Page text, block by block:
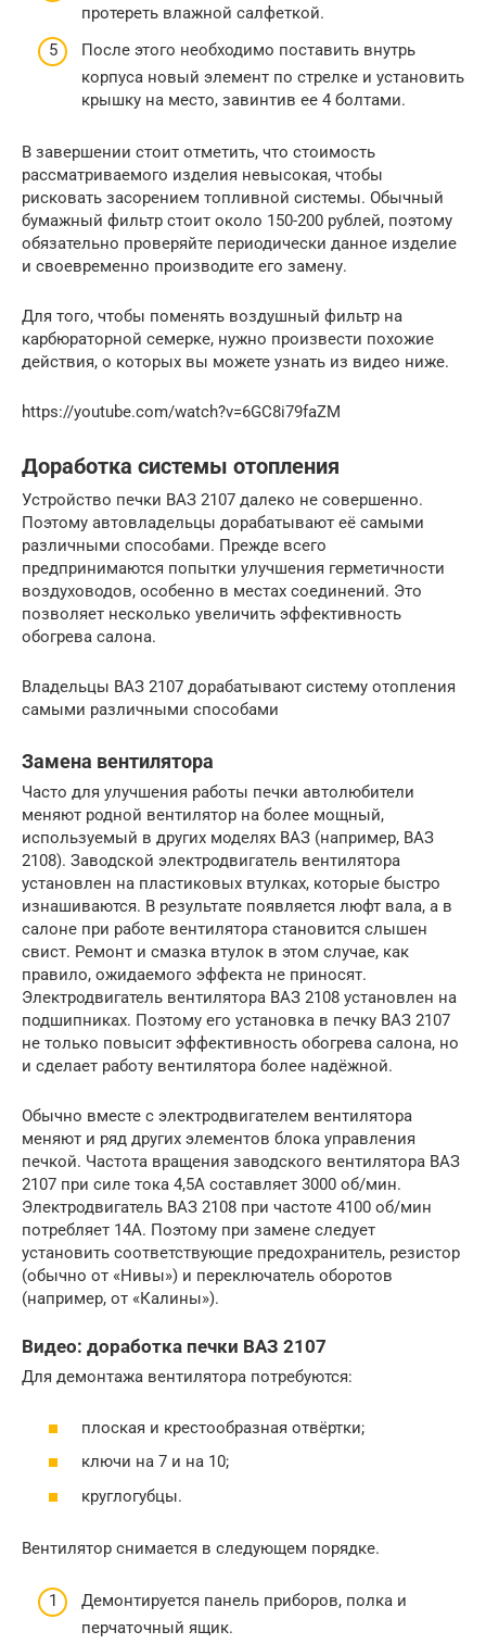
протереть влажной салфеткой.
После этого необходимо поставить внутрь
корпуса новый элемент по стрелке и установить
крышку на место, завинтив ее 4 болтами.
В завершении стоит отметить, что стоимость
рассматриваемого изделия невысокая, чтобы
рисковать засорением топливной системы. Обычный
бумажный фильтр стоит около 150-200 рублей, поэтому
обязательно проверяйте периодически данное изделие
и своевременно производите его замену.
Для того, чтобы поменять воздушный фильтр на
карбюраторной семерке, нужно произвести похожие
действия, о которых вы можете узнать из видео ниже.
https://youtube.com/watch?v=6GC8i79faZM
Доработка системы отопления
Устройство печки ВАЗ 2107 далеко не совершенно.
Поэтому автовладельцы дорабатывают её самыми
различными способами. Прежде всего
предпринимаются попытки улучшения герметичности
воздуховодов, особенно в местах соединений. Это
позволяет несколько увеличить эффективность
обогрева салона.
Владельцы ВАЗ 2107 дорабатывают систему отопления
самыми различными способами
Замена вентилятора
Часто для улучшения работы печки автолюбители
меняют родной вентилятор на более мощный,
используемый в других моделях ВАЗ (например, ВАЗ
2108). Заводской электродвигатель вентилятора
установлен на пластиковых втулках, которые быстро
изнашиваются. В результате появляется люфт вала, а в
салоне при работе вентилятора становится слышен
свист. Ремонт и смазка втулок в этом случае, как
правило, ожидаемого эффекта не приносят.
Электродвигатель вентилятора ВАЗ 2108 установлен на
подшипниках. Поэтому его установка в печку ВАЗ 2107
не только повысит эффективность обогрева салона, но
и сделает работу вентилятора более надёжной.
Обычно вместе с электродвигателем вентилятора
меняют и ряд других элементов блока управления
печкой. Частота вращения заводского вентилятора ВАЗ
2107 при силе тока 4,5А составляет 3000 об/мин.
Электродвигатель ВАЗ 2108 при частоте 4100 об/мин
потребляет 14А. Поэтому при замене следует
установить соответствующие предохранитель, резистор
(обычно от «Нивы») и переключатель оборотов
(например, от «Калины»).
Видео: доработка печки ВАЗ 2107
Для демонтажа вентилятора потребуются:
плоская и крестообразная отвёртки;
ключи на 7 и на 10;
круглогубцы.
Вентилятор снимается в следующем порядке.
Демонтируется панель приборов, полка и
перчаточный ящик.